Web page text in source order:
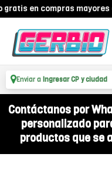
en compras mayores
Enviar a Ingresar CP y ciudad
Contáctanos por
personalizado
productos que se